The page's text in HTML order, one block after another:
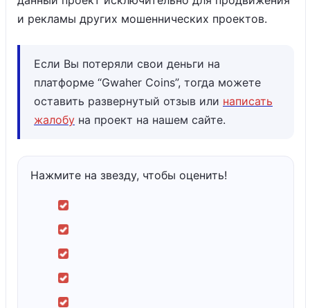
и рекламы других мошеннических проектов.
Если Вы потеряли свои деньги на
платформе “Gwaher Coins”, тогда можете
оставить развернутый отзыв или написать
жалобу на проект на нашем сайте.
Нажмите на звезду, чтобы оценить!